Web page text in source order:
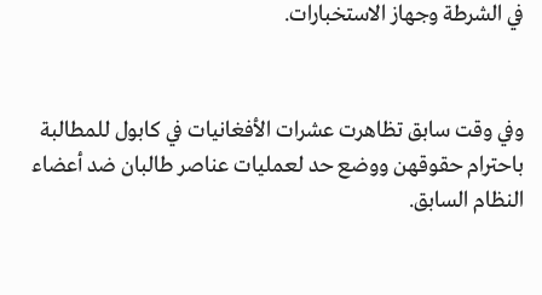
في الشرطة وجهاز الاستخبارات.
وفي وقت سابق تظاهرت عشرات الأفغانيات في كابول للمطالبة
باحترام حقوقهن ووضع حد لعمليات عناصر طالبان ضد أعضاء
النظام السابق.